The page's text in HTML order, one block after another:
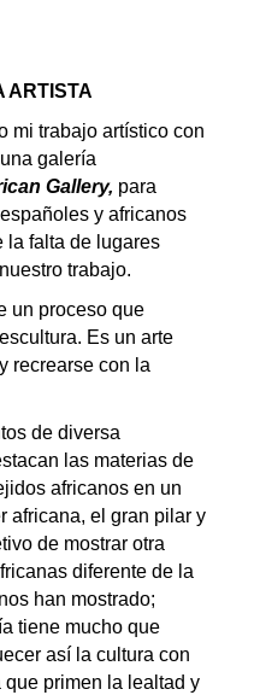
ARTISTA
mi trabajo artístico con
galería
Gallery, para
y africanos
la falta de lugares
trabajo.
un proceso que
Es un arte
recrearse con la
de diversa
las materias de
africanos en un
africana, el gran pilar y
de mostrar otra
diferente de la
han mostrado;
tiene mucho que
así la cultura con
primen la lealtad y